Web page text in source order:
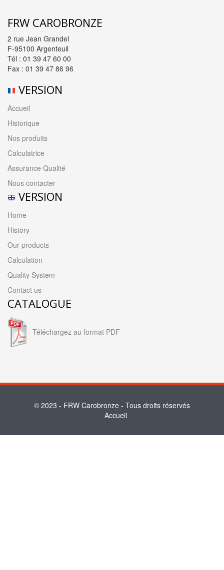
FRW CAROBRONZE
2 rue Jean Grandel
F-95100 Argenteuil
Tél : 01 39 47 60 00
Fax : 01 39 47 86 96
VERSION
Accueil
Historique
Nos produits
Calculatrice
Assurance Qualité
Nous contacter
VERSION
Home
History
Our products
Calculation
Quality System
Contact us
CATALOGUE
Téléchargez au format PDF
© 2023 - FRW Carobronze - Tous droits réservés
Accueil